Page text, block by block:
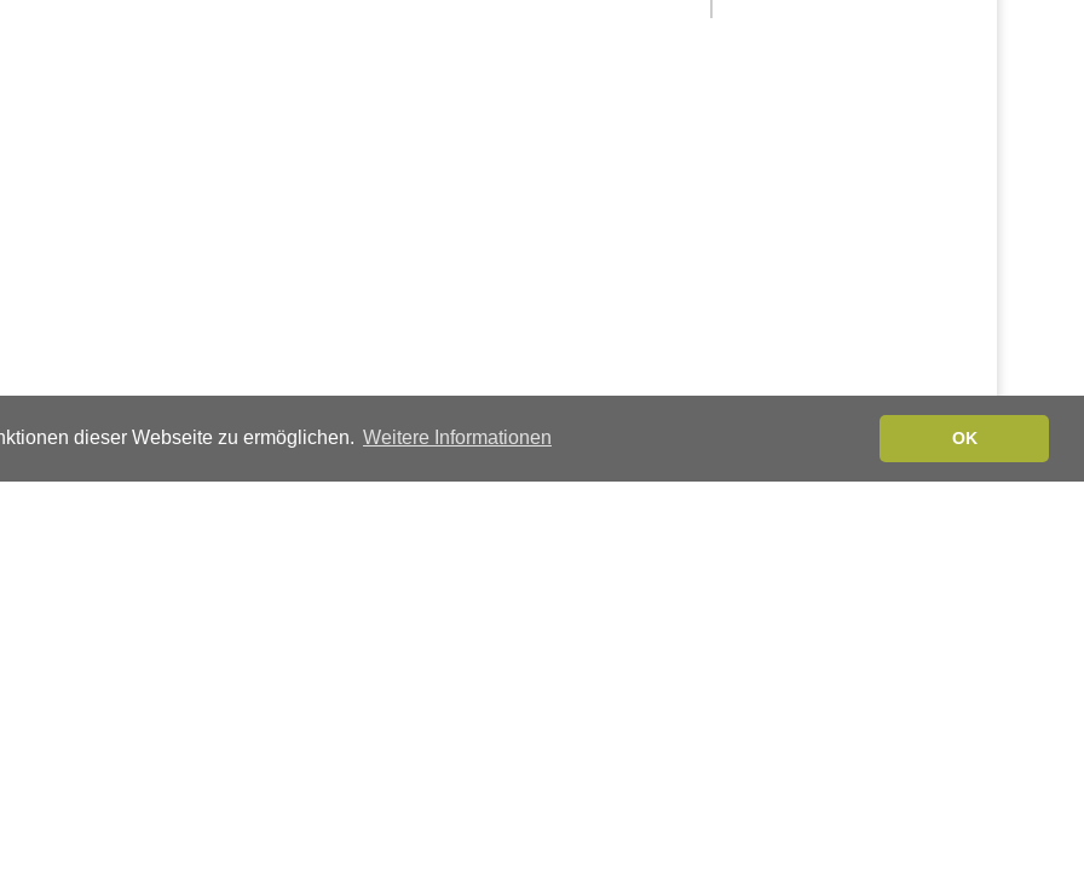
dieser Webseite zu ermöglichen. Weitere Informationen OK